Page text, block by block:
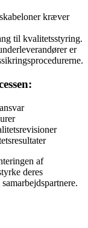
kræver
til kvalitetsstyring.
er
af
deres